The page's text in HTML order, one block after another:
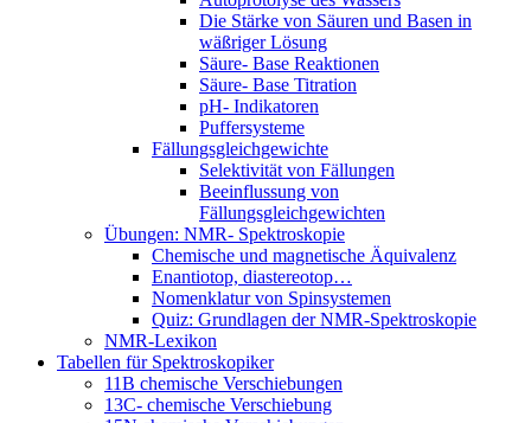
Die Stärke von Säuren und Basen in
wäßriger Lösung
Säure- Base Reaktionen
Säure- Base Titration
pH- Indikatoren
Puffersysteme
Fällungsgleichgewichte
Selektivität von Fällungen
Beeinflussung von
Fällungsgleichgewichten
Übungen: NMR- Spektroskopie
Chemische und magnetische Äquivalenz
Enantiotop, diastereotop…
Nomenklatur von Spinsystemen
Quiz: Grundlagen der NMR-Spektroskopie
NMR-Lexikon
Tabellen für Spektroskopiker
11B chemische Verschiebungen
13C- chemische Verschiebung